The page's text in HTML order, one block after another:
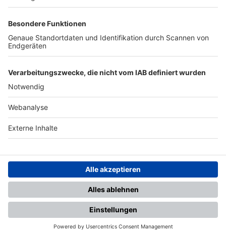
TOP-PARTNER
Nutzungsbedingungen Datenschutz Impressum